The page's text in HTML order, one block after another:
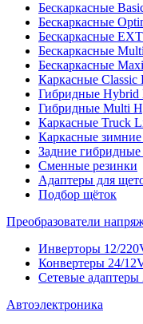
Бескаркасные
Бескаркасные
Бескаркасные
Бескаркасные
Бескаркасные
Каркасные
Гибридные Hybrid
Гибридные Multi
Каркасные Truck
Каркасные
Задние гибридные
Сменные резинки
Адаптеры для
Подбор щёток
Преобразователи
Инверторы 12/
Конвертеры 24/
Сетевые адаптеры
Автоэлектроника